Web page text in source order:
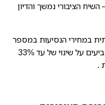
השיח הציבורי נמשך והדיון
במחירי הנסיעות במספר
מסלולים, כאשר חלק מהמדדים מצביעים על שינוי של עד 33%
.